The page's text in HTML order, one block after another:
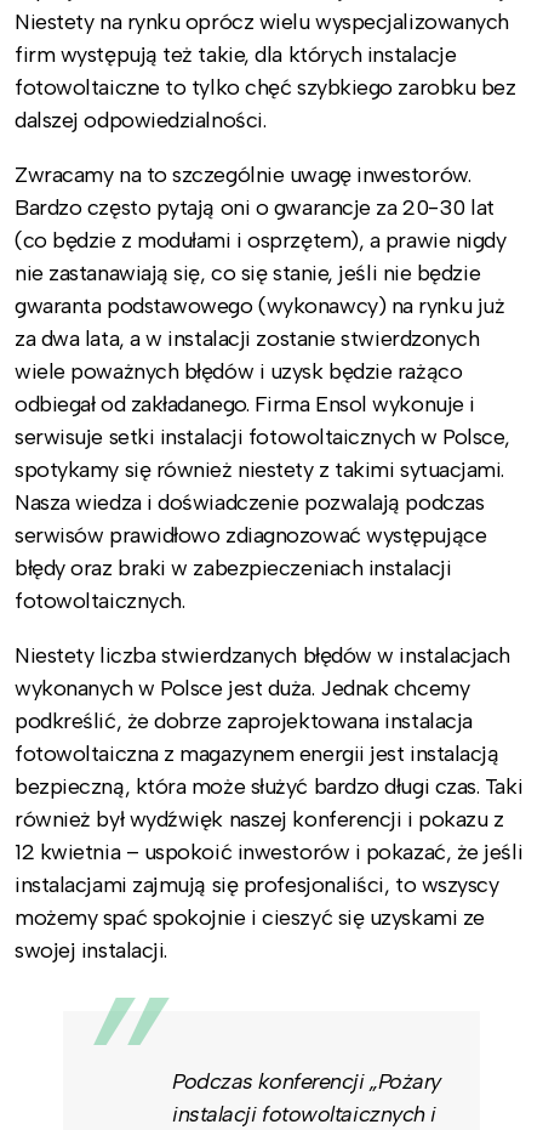
Niestety na rynku oprócz wielu wyspecjalizowanych
firm występują też takie, dla których instalacje
fotowoltaiczne to tylko chęć szybkiego zarobku bez
dalszej odpowiedzialności.
Zwracamy na to szczególnie uwagę inwestorów.
Bardzo często pytają oni o gwarancje za 20-30 lat
(co będzie z modułami i osprzętem), a prawie nigdy
nie zastanawiają się, co się stanie, jeśli nie będzie
gwaranta podstawowego (wykonawcy) na rynku już
za dwa lata, a w instalacji zostanie stwierdzonych
wiele poważnych błędów i uzysk będzie rażąco
odbiegał od zakładanego. Firma Ensol wykonuje i
serwisuje setki instalacji fotowoltaicznych w Polsce,
spotykamy się również niestety z takimi sytuacjami.
Nasza wiedza i doświadczenie pozwalają podczas
serwisów prawidłowo zdiagnozować występujące
błędy oraz braki w zabezpieczeniach instalacji
fotowoltaicznych.
Niestety liczba stwierdzanych błędów w instalacjach
wykonanych w Polsce jest duża. Jednak chcemy
podkreślić, że dobrze zaprojektowana instalacja
fotowoltaiczna z magazynem energii jest instalacją
bezpieczną, która może służyć bardzo długi czas. Taki
również był wydźwięk naszej konferencji i pokazu z
12 kwietnia – uspokoić inwestorów i pokazać, że jeśli
instalacjami zajmują się profesjonaliści, to wszyscy
możemy spać spokojnie i cieszyć się uzyskami ze
swojej instalacji.
Podczas konferencji „Pożary
instalacji fotowoltaicznych i